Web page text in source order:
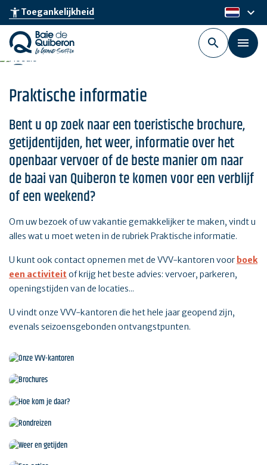
Skip
main
content
accessibility_newToegankelijkheid nl
keyboard_arrow_down
Praktische informatie
Bent u op zoek naar een toeristische brochure,
getijdentijden, het weer, informatie over het
openbaar vervoer of de beste manier om naar
de baai van Quiberon te komen voor een verblijf
of een weekend?
Om uw bezoek of uw vakantie gemakkelijker te maken, vindt u
alles wat u moet weten in de rubriek Praktische informatie.
U kunt ook contact opnemen met de VVV-kantoren voor boek
een activiteit of krijg het beste advies: vervoer, parkeren,
openingstijden van de locaties...
U vindt onze VVV-kantoren die het hele jaar geopend zijn,
evenals seizoensgebonden ontvangstpunten.